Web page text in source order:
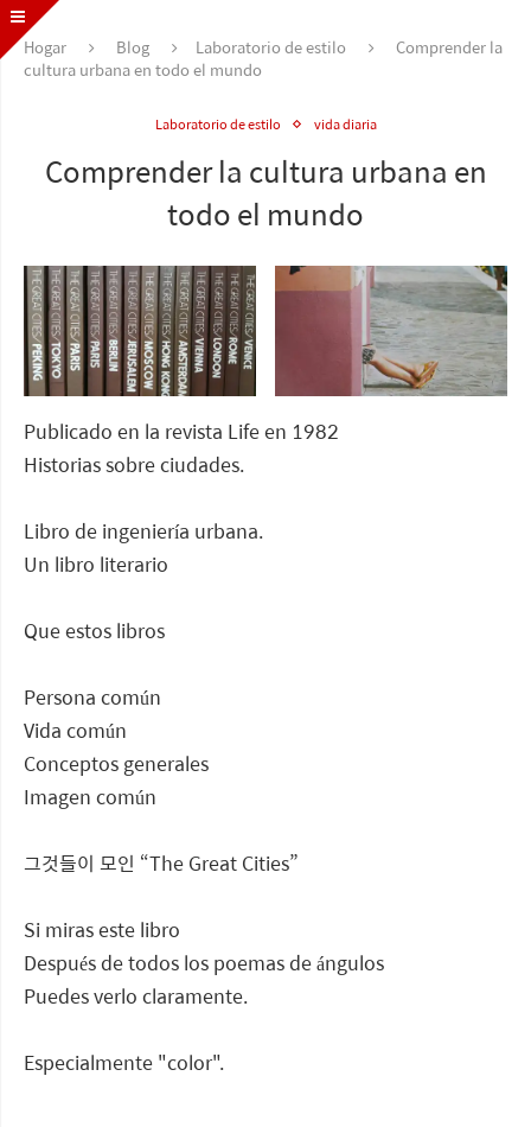
Hogar Blog Laboratorio de estilo
Comprender la
cultura urbana en todo el mundo
Laboratorio de estilo vida diaria
Comprender la cultura urbana en
todo el mundo
Publicado en la revista Life en 1982
Historias sobre ciudades.
Libro de ingeniería urbana.
Un libro literario
Que estos libros
Persona común
Vida común
Conceptos generales
Imagen común
그것들이 모인 “The Great Cities”
Si miras este libro
Después de todos los poemas de ángulos
Puedes verlo claramente.
Especialmente "color".